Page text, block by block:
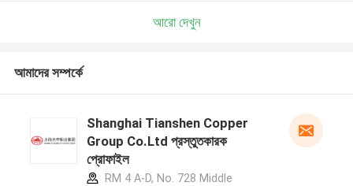
আরো দেখুন
আমাদের সম্পর্কে
Shanghai Tianshen Copper
Group Co.Ltd প্রস্তুতকারক
প্রোফাইল
RM 4 A-D, No. 728 Middle